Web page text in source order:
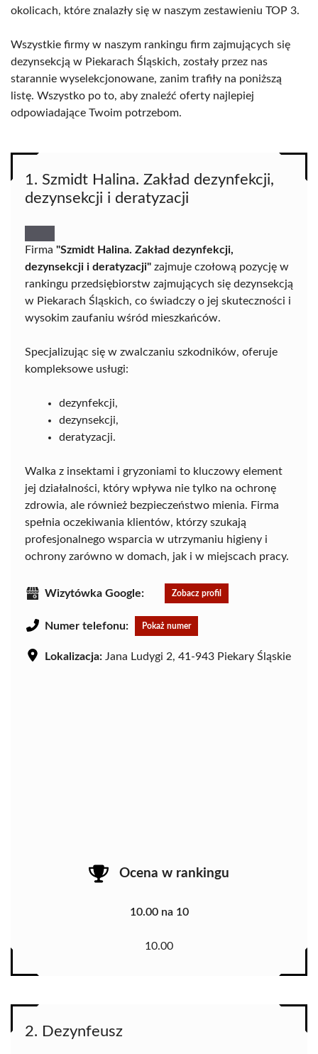
okolicach, które znalazły się w naszym zestawieniu TOP 3.
Wszystkie firmy w naszym rankingu firm zajmujących się
dezynsekcją w Piekarach Śląskich, zostały przez nas
starannie wyselekcjonowane, zanim trafiły na poniższą
listę. Wszystko po to, aby znaleźć oferty najlepiej
odpowiadające Twoim potrzebom.
1. Szmidt Halina. Zakład dezynfekcji,
dezynsekcji i deratyzacji
Firma "Szmidt Halina. Zakład dezynfekcji,
dezynsekcji i deratyzacji" zajmuje czołową pozycję w
rankingu przedsiębiorstw zajmujących się dezynsekcją
w Piekarach Śląskich, co świadczy o jej skuteczności i
wysokim zaufaniu wśród mieszkańców.
Specjalizując się w zwalczaniu szkodników, oferuje
kompleksowe usługi:
dezynfekcji,
dezynsekcji,
deratyzacji.
Walka z insektami i gryzoniami to kluczowy element
jej działalności, który wpływa nie tylko na ochronę
zdrowia, ale również bezpieczeństwo mienia. Firma
spełnia oczekiwania klientów, którzy szukają
profesjonalnego wsparcia w utrzymaniu higieny i
ochrony zarówno w domach, jak i w miejscach pracy.
Wizytówka Google: Zobacz profil
Numer telefonu: Pokaż numer
Lokalizacja: Jana Ludygi 2, 41-943 Piekary Śląskie
Ocena w rankingu
10.00 na 10
10.00
2. Dezynfeusz